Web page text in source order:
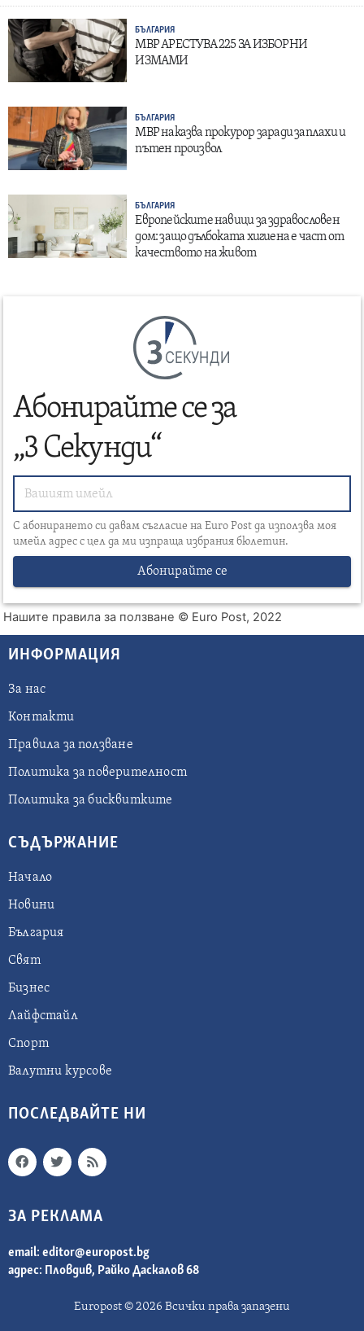
БЪЛГАРИЯ
МВР АРЕСТУВА 225 ЗА ИЗБОРНИ
ИЗМАМИ
БЪЛГАРИЯ
МВР наказва прокурор заради заплахи и
пътен произвол
БЪЛГАРИЯ
Европейските навици за здравословен
дом: защо дълбоката хигиена е част от
качеството на живот
СЕКУНДИ
Абонирайте се за
„3 Секунди“
С абонирането си давам съгласие на Euro Post да използва моя
имейл адрес с цел да ми изпраща избрания бюлетин.
Абонирайте се
Нашите правила за ползване © Euro Post, 2022
ИНФОРМАЦИЯ
За нас
Контакти
Правила за ползване
Политика за поверителност
Политика за бисквитките
СЪДЪРЖАНИЕ
Начало
Новини
България
Свят
Бизнес
Лайфстайл
Спорт
Валутни курсове
ПОСЛЕДВАЙТЕ НИ
ЗА РЕКЛАМА
email: editor@europost.bg
адрес: Пловдив, Райко Даскалов 68
Europost © 2026 Всички права запазени